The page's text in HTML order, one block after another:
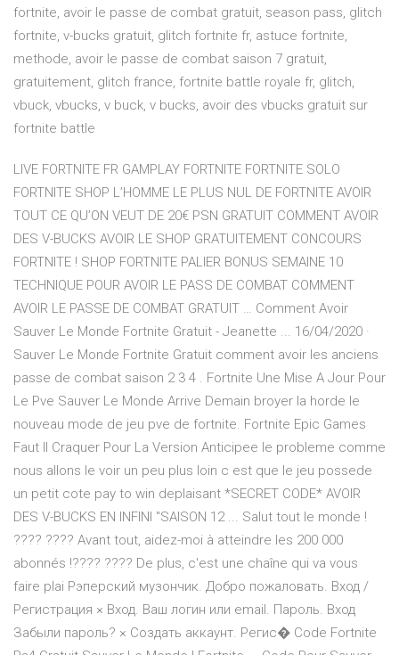
fortnite, avoir le passe de combat gratuit, season pass, glitch
fortnite, v-bucks gratuit, glitch fortnite fr, astuce fortnite,
methode, avoir le passe de combat saison 7 gratuit,
gratuitement, glitch france, fortnite battle royale fr, glitch,
vbuck, vbucks, v buck, v bucks, avoir des vbucks gratuit sur
fortnite battle
LIVE FORTNITE FR GAMPLAY FORTNITE FORTNITE SOLO
FORTNITE SHOP L’HOMME LE PLUS NUL DE FORTNITE AVOIR
TOUT CE QU’ON VEUT DE 20€ PSN GRATUIT COMMENT AVOIR
DES V-BUCKS AVOIR LE SHOP GRATUITEMENT CONCOURS
FORTNITE ! SHOP FORTNITE PALIER BONUS SEMAINE 10
TECHNIQUE POUR AVOIR LE PASS DE COMBAT COMMENT
AVOIR LE PASSE DE COMBAT GRATUIT … Comment Avoir
Sauver Le Monde Fortnite Gratuit - Jeanette ... 16/04/2020 ·
Sauver Le Monde Fortnite Gratuit comment avoir les anciens
passe de combat saison 2 3 4 . Fortnite Une Mise A Jour Pour
Le Pve Sauver Le Monde Arrive Demain broyer la horde le
nouveau mode de jeu pve de fortnite. Fortnite Epic Games
Faut Il Craquer Pour La Version Anticipee le probleme comme
nous allons le voir un peu plus loin c est que le jeu possede
un petit cote pay to win deplaisant *SECRET CODE* AVOIR
DES V-BUCKS EN INFINI "SAISON 12 ... Salut tout le monde !
???? ???? Avant tout, aidez-moi à atteindre les 200 000
abonnés !???? ???? De plus, c'est une chaîne qui va vous
faire plai Рэперский музончик. Добро пожаловать. Вход /
Регистрация × Вход. Ваш логин или email. Пароль. Вход
Забыли пароль? × Создать аккаунт. Регис� Code Fortnite